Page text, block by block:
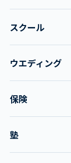
スクール
ウエディング
保険
塾